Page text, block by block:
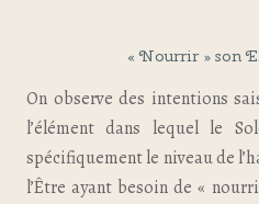
« Nourrir » son
On observe des intentions
l’élément dans lequel le
spécifiquement le niveau de
l’Être ayant besoin de «